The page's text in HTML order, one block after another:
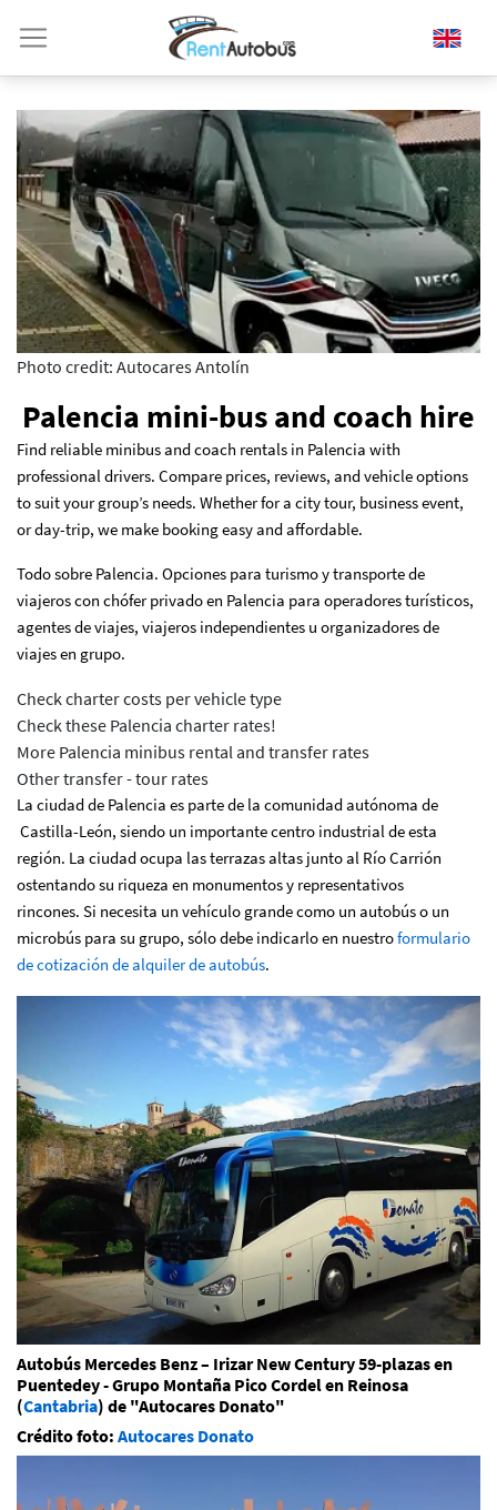
Photo credit: Autocares Antolín
Palencia mini-bus and coach hire
Find reliable minibus and coach rentals in Palencia with
professional drivers. Compare prices, reviews, and vehicle options
to suit your group’s needs. Whether for a city tour, business event,
or day-trip, we make booking easy and affordable.
Todo sobre Palencia. Opciones para turismo y transporte de
viajeros con chófer privado en Palencia para operadores turísticos,
agentes de viajes, viajeros independientes u organizadores de
viajes en grupo.
Check charter costs per vehicle type
Check these Palencia charter rates!
More Palencia minibus rental and transfer rates
Other transfer - tour rates
La ciudad de Palencia es parte de la comunidad autónoma de
Castilla-León, siendo un importante centro industrial de esta
región. La ciudad ocupa las terrazas altas junto al Río Carrión
ostentando su riqueza en monumentos y representativos
rincones. Si necesita un vehículo grande como un autobús o un
microbús para su grupo, sólo debe indicarlo en nuestroformulario
de cotización de alquiler de autobús.
Autobús Mercedes Benz – Irizar New Century 59-plazas en
Puentedey - Grupo Montaña Pico Cordel en Reinosa
(Cantabria) de "Autocares Donato"
Crédito foto: Autocares Donato